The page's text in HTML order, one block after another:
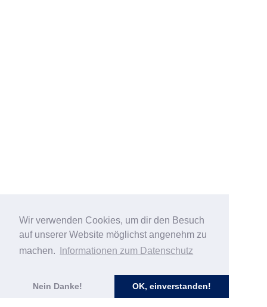
Wir verwenden Cookies, um dir den Besuch
auf unserer Website möglichst angenehm zu
machen.
Informationen zum Datenschutz
Nein Danke! OK, einverstanden!